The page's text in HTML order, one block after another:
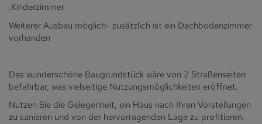
.Kinderzimmer
Weiterer Ausbau möglich- zusätzlich ist ein Dachbodenzimmer
vorhanden
Das wunderschöne Baugrundstück wäre von 2 Straßenseiten
befahrbar, was vielseitige Nutzungsmöglichkeiten eröffnet.
Nutzen Sie die Gelegenheit, ein Haus nach Ihren Vorstellungen
zu sanieren und von der hervorragenden Lage zu profitieren.